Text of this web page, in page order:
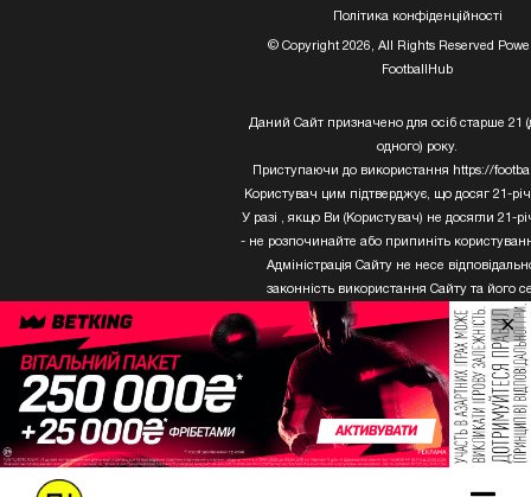
Полiтика конфiденцiйностi
© Copyright 2026, All Rights Reserved
FootballHub
Даний Сайт призначено для осіб старше 21
одного) року.
Приступаючи до використання https://
Користувач цим підтверджує, що досяг 21-
У разі , якщо Ви (Користувач) не досягли 21-
- не розпочинайте або припиніть
Адміністрація Сайту не несе
законність використання Сайту та його
Користувачем, який не досяг 21-річного
Твори Getty Images, що розміщені на сайті,
бути використані третіми особами без
дозволу ТОВ «ГЛОБАЛ ІМІДЖЕС
×